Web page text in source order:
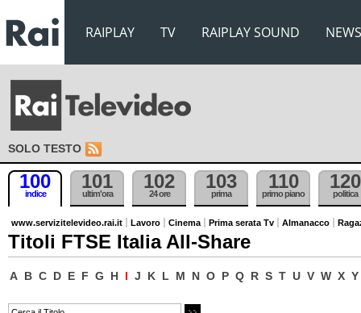
RAIPLAY TV RAIPLAY SOUND NEWS
SOLO TESTO
100
indice
101
ultim'ora
102
24 ore
103
prima
110
primo piano
120
politica
www.servizitelevideo.rai.it Lavoro Cinema Prima serata Tv Almanacco
Titoli FTSE Italia All-Share
A B C D E F G H I J K L M N O P Q R S T U V W X Y